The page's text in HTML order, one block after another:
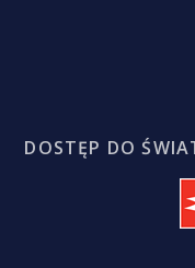
DOSTĘP DO